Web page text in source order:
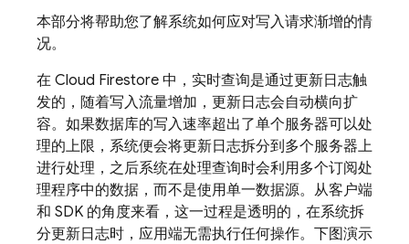
本部分将帮助您了解系统如何应对写入请求渐增的情
况。
在 Cloud Firestore 中，实时查询是通过更新日志触
发的，随着写入流量增加，更新日志会自动横向扩
容。如果数据库的写入速率超出了单个服务器可以处
理的上限，系统便会将更新日志拆分到多个服务器上
进行处理，之后系统在处理查询时会利用多个订阅处
理程序中的数据，而不是使用单一数据源。从客户端
和 SDK 的角度来看，这一过程是透明的，在系统拆
分更新日志时，应用端无需执行任何操作。下图演示